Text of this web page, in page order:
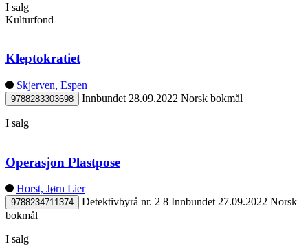
I salg
Kulturfond
Kleptokratiet
Skjerven, Espen
9788283303698 Innbundet 28.09.2022 Norsk bokmål
I salg
Operasjon Plastpose
Horst, Jørn Lier
9788234711374 Detektivbyrå nr. 2 8 Innbundet 27.09.2022 Norsk
bokmål
I salg